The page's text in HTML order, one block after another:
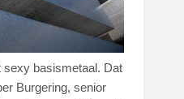
basismetaal. Dat
Burgering, senior